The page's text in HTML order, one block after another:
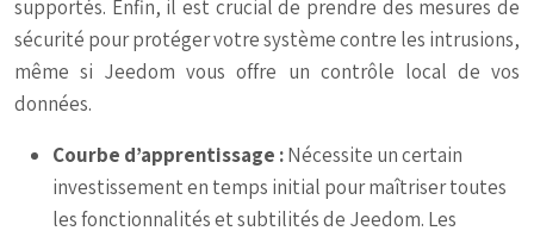
supportés. Enfin, il est crucial de prendre des mesures de
sécurité pour protéger votre système contre les intrusions,
même si Jeedom vous offre un contrôle local de vos
données.
Courbe d’apprentissage :Nécessite un certain
investissement en temps initial pour maîtriser toutes
les fonctionnalités et subtilités de Jeedom. Les